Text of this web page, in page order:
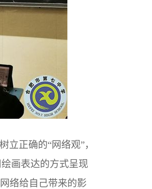
正确的“网络观”，
画表达的方式呈现
络给自己带来的影